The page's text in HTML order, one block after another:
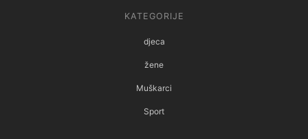
KATEGORIJE
djeca
žene
Muškarci
Sport